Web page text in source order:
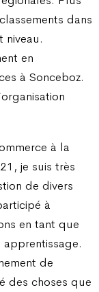
dans
niveau.
en
à Sonceboz.
à la
je suis très
de divers
à
en tant que
de
des choses que